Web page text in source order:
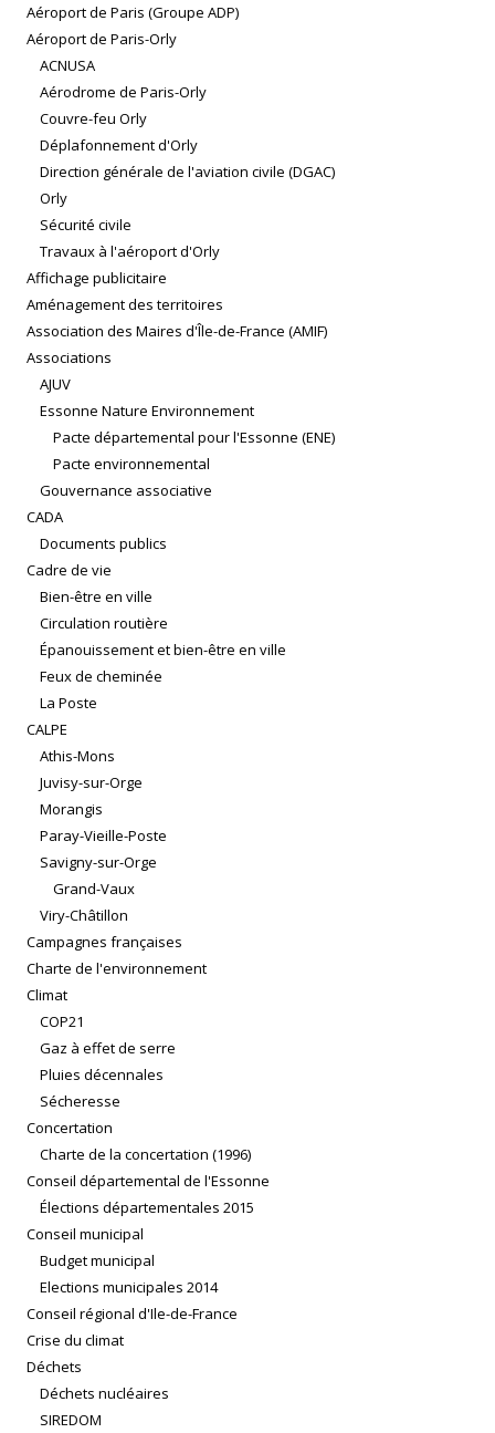
Aéroport de Paris (Groupe ADP)
Aéroport de Paris-Orly
ACNUSA
Aérodrome de Paris-Orly
Couvre-feu Orly
Déplafonnement d'Orly
Direction générale de l'aviation civile (DGAC)
Orly
Sécurité civile
Travaux à l'aéroport d'Orly
Affichage publicitaire
Aménagement des territoires
Association des Maires d'Île-de-France (AMIF)
Associations
AJUV
Essonne Nature Environnement
Pacte départemental pour l'Essonne (ENE)
Pacte environnemental
Gouvernance associative
CADA
Documents publics
Cadre de vie
Bien-être en ville
Circulation routière
Épanouissement et bien-être en ville
Feux de cheminée
La Poste
CALPE
Athis-Mons
Juvisy-sur-Orge
Morangis
Paray-Vieille-Poste
Savigny-sur-Orge
Grand-Vaux
Viry-Châtillon
Campagnes françaises
Charte de l'environnement
Climat
COP21
Gaz à effet de serre
Pluies décennales
Sécheresse
Concertation
Charte de la concertation (1996)
Conseil départemental de l'Essonne
Élections départementales 2015
Conseil municipal
Budget municipal
Elections municipales 2014
Conseil régional d'Ile-de-France
Crise du climat
Déchets
Déchets nucléaires
SIREDOM